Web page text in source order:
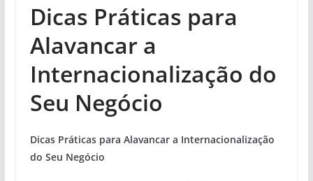
Dicas Práticas para
Alavancar a
Internacionalização do
Seu Negócio
Dicas Práticas para Alavancar a Internacionalização
do Seu Negócio